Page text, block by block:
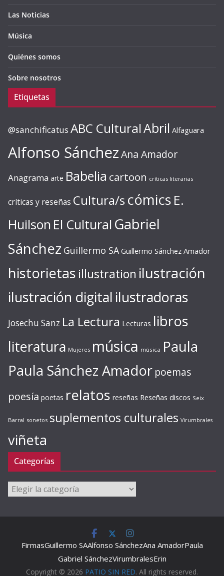
Las Noticias
Música
Quiénes somos
Sobre nosotros
Etiquetas
@sanchificatus ABC CulturalAbril Alfaguara
Alfonso SánchezAna Amador
Anagrama arte Babelia cartoon críticas literarias
críticas y reseñas Cultura/s cómics E.
Huilson El Cultural Gabriel
Sánchez Guillermo SA Guillermo Sánchez Amador
historietas illustration ilustración
ilustración digital ilustradoras
Josechu Sanz La Lectura Lecturas libros
literatura Mujeres música música Paula
Paula Sánchez Amador poemas
poesía poetas relatos reseñas Reseñas discos Seix
Barral sonetos suplementos culturales Virumbrales
viñeta
Categorías
Categorías
FirmasGuillermo SAAlfonso SánchezAna AmadorPaula
Gabriel SánchezVirumbralesErin
Copyright © 2026 PATIO SIN RED. All rights reserved.